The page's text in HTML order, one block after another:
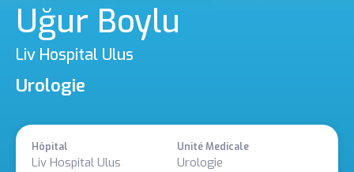
Uğur Boylu
Liv Hospital Ulus
Urologie
Hôpital
Liv Hospital Ulus
Unité Medicale
Urologie